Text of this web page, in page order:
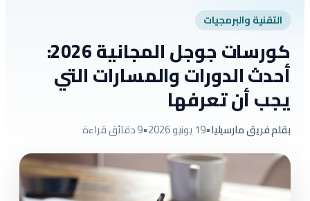
التقنية والبرمجيات
كورسات جوجل المجانية 2026:
أحدث الدورات والمسارات التي
يجب أن تعرفها
بقلم فريق مارسيليا•19 يونيو 2026 •9 دقائق قراءة